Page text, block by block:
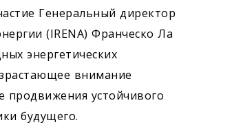
Генеральный директор
(IRENA) Франческо Ла
энергетических
внимание
продвижения устойчивого
будущего.